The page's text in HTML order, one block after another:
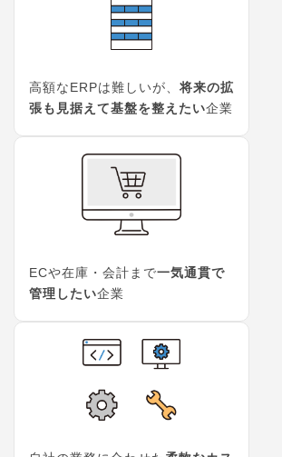
高額なERPは難しいが、 将来の拡
張も見据えて基盤を整えたい企業
ECや在庫・会計まで一気通貫で
管理したい企業